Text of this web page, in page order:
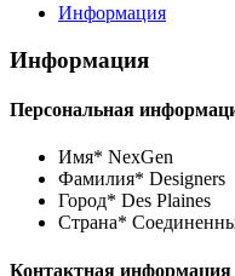
Информация
Информация
Персональная
Имя* NexGen
Фамилия* Designers
Город* Des Plaines
Страна*
Контактная информация